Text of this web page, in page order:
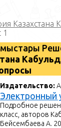
Казахстана
1
Издательство:
Электронный
Подробное
класс, авторов
Бейсембаева А.